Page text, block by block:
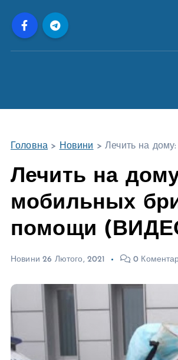
Головна > Новини >Лечить на
Лечить на
мобильных
помощи
Новини 26 Лютого, 2021 0